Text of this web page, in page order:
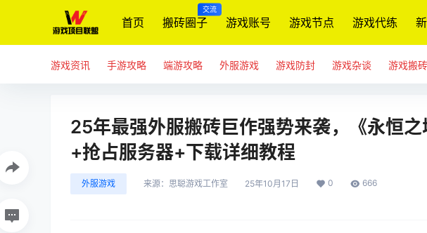
首页 搬砖圈子
交流
游戏账号 游戏节点 游戏代练
游戏资讯 手游攻略 端游攻略 外服游戏 游戏防封 游戏杂谈 游戏搬
25年最强外服搬砖巨作强势来袭，《永恒
+抢占服务器+下载详细教程
外服游戏 来源： 思聪游戏工作室 25年10月17日 0 666